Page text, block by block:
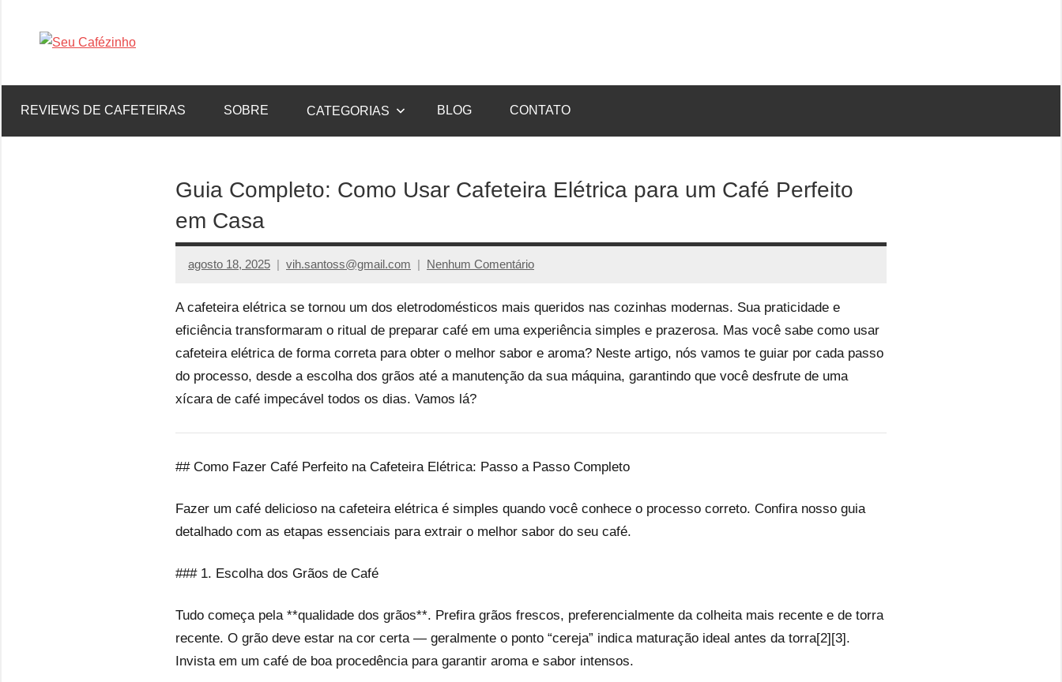
Cafézinho
boas
decisões
compras,
REVIEWS DE CAFETEIRAS SOBRE CATEGORIAS BLOG CONTATO
Guia Completo: Como Usar Cafeteira Elétrica para um Café Perfeito
em Casa
agosto 18, 2025 vih.santoss@gmail.com Nenhum Comentário
A cafeteira elétrica se tornou um dos eletrodomésticos mais queridos nas cozinhas modernas. Sua praticidade e
eficiência transformaram o ritual de preparar café em uma experiência simples e prazerosa. Mas você sabe como usar
cafeteira elétrica de forma correta para obter o melhor sabor e aroma? Neste artigo, nós vamos te guiar por cada passo
do processo, desde a escolha dos grãos até a manutenção da sua máquina, garantindo que você desfrute de uma
xícara de café impecável todos os dias. Vamos lá?
## Como Fazer Café Perfeito na Cafeteira Elétrica: Passo a Passo Completo
Fazer um café delicioso na cafeteira elétrica é simples quando você conhece o processo correto. Confira nosso guia
detalhado com as etapas essenciais para extrair o melhor sabor do seu café.
### 1. Escolha dos Grãos de Café
Tudo começa pela **qualidade dos grãos**. Prefira grãos frescos, preferencialmente da colheita mais recente e de torra
recente. O grão deve estar na cor certa — geralmente o ponto “cereja” indica maturação ideal antes da torra[2][3].
Invista em um café de boa procedência para garantir aroma e sabor intensos.